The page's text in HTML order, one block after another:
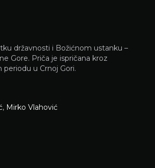
državnosti i Božićnom ustanku –
Gore. Priča je ispričana kroz
u Crnoj Gori.
, Mirko Vlahović